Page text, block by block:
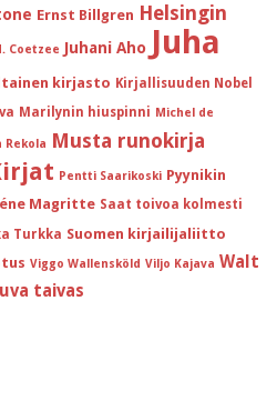
Ernst Billgren Helsingin
Coetzee Juhani Aho Juha
kirjasto Kirjallisuuden Nobel
Marilynin hiuspinni Michel de
Rekola Musta runokirja
Pentti Saarikoski Pyynikin
Magritte Saat toivoa kolmesti
Turkka Suomen kirjailijaliitto
Viggo Wallensköld Viljo Kajava Walt
taivas